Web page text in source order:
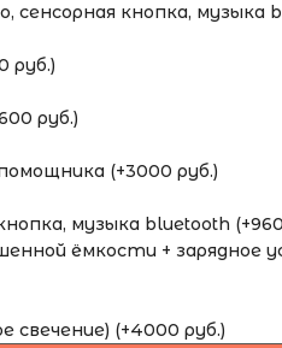
кнопка, музыка
руб.)
руб.)
(+3000 руб.)
музыка bluetooth
ёмкости + зарядное
свечение) (+4000 руб.)